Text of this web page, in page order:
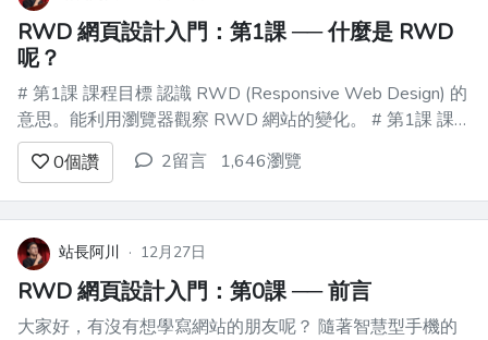
RWD 網頁設計入門：第1課 ── 什麼是 RWD
呢？
# 第1課 課程目標 認識 RWD (Responsive Web Design) 的
意思。能利用瀏覽器觀察 RWD 網站的變化。 # 第1課 課
程內容 RWD 全名 Responsive Web Design，是現在智慧
型手機普及的年代，最廣泛被採用的設計方法之一。 乍聽
之...
0個讚 2留言 1,646瀏覽
站長阿川 · 12月27日
RWD 網頁設計入門：第0課 ── 前言
大家好，有沒有想學寫網站的朋友呢？ 隨著智慧型手機的